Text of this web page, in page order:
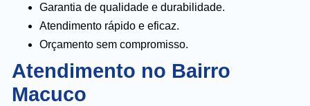
Garantia de qualidade e durabilidade.
Atendimento rápido e eficaz.
Orçamento sem compromisso.
Atendimento no Bairro
Macuco